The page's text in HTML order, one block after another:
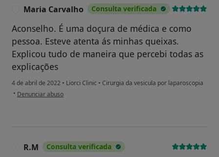
Maria Carvalho Consulta verificada
Aconselho. É uma doçura de médica e como
pessoa. Esteve atenta ás minhas queixas.
Explicou tudo de maneira que percebi todas as
explicações
4 de abril de 2022 • Liorci Clinic • Cirurgia da vesicula por laparoscopia
• na opinião do utilizador Maria Carvalho
Denunciar abuso
R.M Consulta verificada